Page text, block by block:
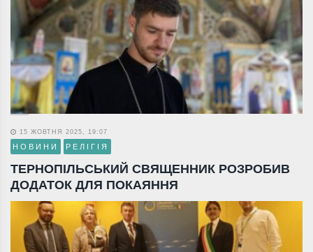
15 ЖОВТНЯ 2025, 19:07
НОВИНИ РЕЛІГІЯ
ТЕРНОПІЛЬСЬКИЙ СВЯЩЕННИК РОЗРОБИВ
ДОДАТОК ДЛЯ ПОКАЯННЯ